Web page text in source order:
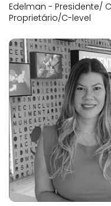
Edelman - Presidente/
Proprietário/C-level